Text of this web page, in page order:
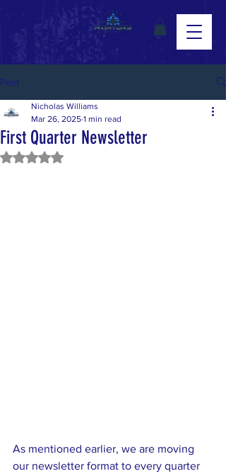
Post
First Quarter Newsletter
Nicholas Williams
Mar 26, 2025 1 min read
Rated NaN out of 5 stars.
As mentioned earlier, we are moving
our newsletter format to every quarter